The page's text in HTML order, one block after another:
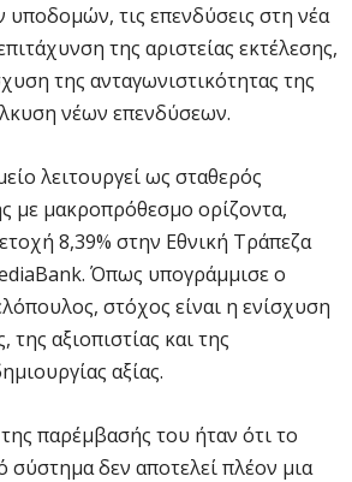
υποδομών, τις επενδύσεις στη νέα
της αριστείας εκτέλεσης,
της ανταγωνιστικότητας της
νέων επενδύσεων.
λειτουργεί ως σταθερός
με μακροπρόθεσμο ορίζοντα,
8,39% στην Εθνική Τράπεζα
Όπως υπογράμμισε ο
στόχος είναι η ενίσχυση
αξιοπιστίας και της
αξίας.
παρέμβασής του ήταν ότι το
σύστημα δεν αποτελεί πλέον μια